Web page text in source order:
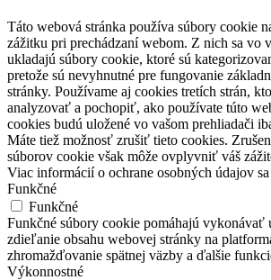
Táto webová stránka používa súbory cookie
zážitku pri prechádzaní webom. Z nich sa vo
ukladajú súbory cookie, ktoré sú
pretože sú nevyhnutné pre fungovanie
stránky. Používame aj cookies tretích strán,
analyzovať a pochopiť, ako používate túto
cookies budú uložené vo vašom prehliadači
Máte tiež možnosť zrušiť tieto cookies.
súborov cookie však môže ovplyvniť váš
Viac informácií o ochrane osobných údajov sa
Funkčné
Funkčné
Funkčné súbory cookie pomáhajú vykonávať
zdieľanie obsahu webovej stránky na
zhromažďovanie spätnej väzby a ďalšie
Výkonnostné